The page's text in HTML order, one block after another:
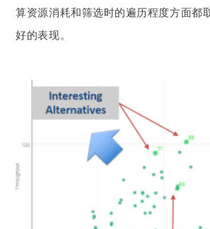
算资源消耗和筛选时的遍历程度方面都
好的表现。